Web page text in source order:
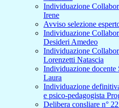
Individuazione
Irene
Avviso selezione
Individuazione
Desideri Amedeo
Individuazione
Lorenzetti Natascia
Individuazione docente
Laura
Individuazione
e psico-pedagogista
Delibera consliare n°